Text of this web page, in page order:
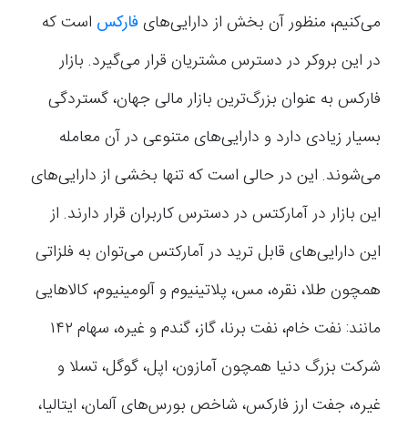
می‌کنیم، منظور آن بخش از دارایی‌هایفارکس است که
در این بروکر در دسترس مشتریان قرار می‌گیرد. بازار
فارکس به عنوان بزرگ‌ترین بازار مالی جهان، گستردگی
بسیار زیادی دارد و دارایی‌های متنوعی در آن معامله
می‌شوند. این در حالی است که تنها بخشی از دارایی‌های
این بازار در آمارکتس در دسترس کاربران قرار دارند. از
این دارایی‌های قابل ترید در آمارکتس می‌توان به فلزاتی
همچون طلا، نقره، مس، پلاتینیوم و آلومینیوم، کالاهایی
مانند: نفت خام، نفت برنا، گاز، گندم و غیره، سهام ۱۴۲
شرکت بزرگ دنیا همچون آمازون، اپل، گوگل، تسلا و
غیره، جفت ارز فارکس، شاخص بورس‌های آلمان، ایتالیا،